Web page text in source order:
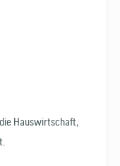
Hauswirtschaft,